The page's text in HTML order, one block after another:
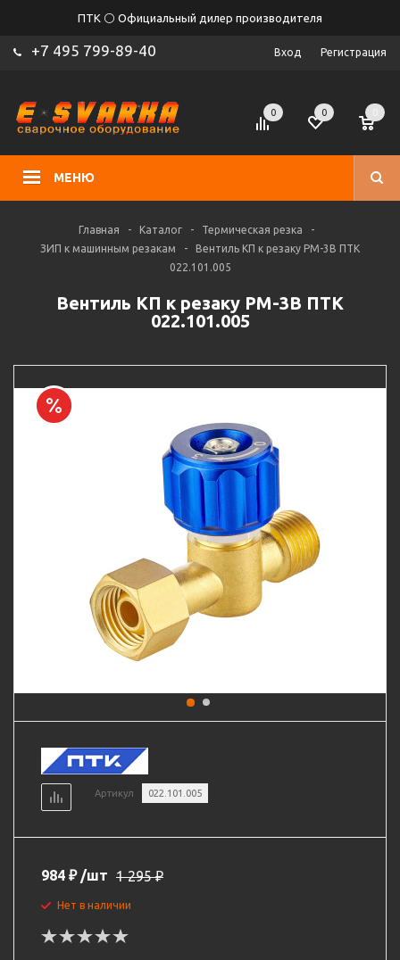
ПТК ⚪ Официальный дилер производителя
+7 495 799-89-40 Вход Регистрация
МЕНЮ
0 0
Главная - Каталог - Термическая резка
-
ЗИП к машинным резакам
-
Вентиль КП к резаку РМ-3В ПТК
022.101.005
Вентиль КП к резаку РМ-3В ПТК
022.101.005
Артикул 022.101.005
984 ₽ /шт 1 295₽
Нет в наличии